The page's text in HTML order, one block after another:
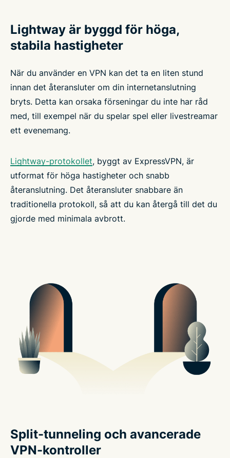
Lightway är byggd för höga,
stabila hastigheter
När du använder en VPN kan det ta en liten stund
innan det återansluter om din internetanslutning
bryts. Detta kan orsaka förseningar du inte har råd
med, till exempel när du spelar spel eller livestreamar
ett evenemang.
Lightway-protokollet, byggt av ExpressVPN, är
utformat för höga hastigheter och snabb
återanslutning. Det återansluter snabbare än
traditionella protokoll, så att du kan återgå till det du
gjorde med minimala avbrott.
Split-tunneling och avancerade
VPN-kontroller